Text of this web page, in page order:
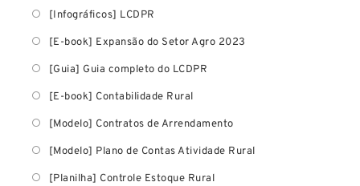
[Infográficos] LCDPR
[E-book] Expansão do Setor Agro 2023
[Guia] Guia completo do LCDPR
[E-book] Contabilidade Rural
[Modelo] Contratos de Arrendamento
[Modelo] Plano de Contas Atividade Rural
[Planilha] Controle Estoque Rural